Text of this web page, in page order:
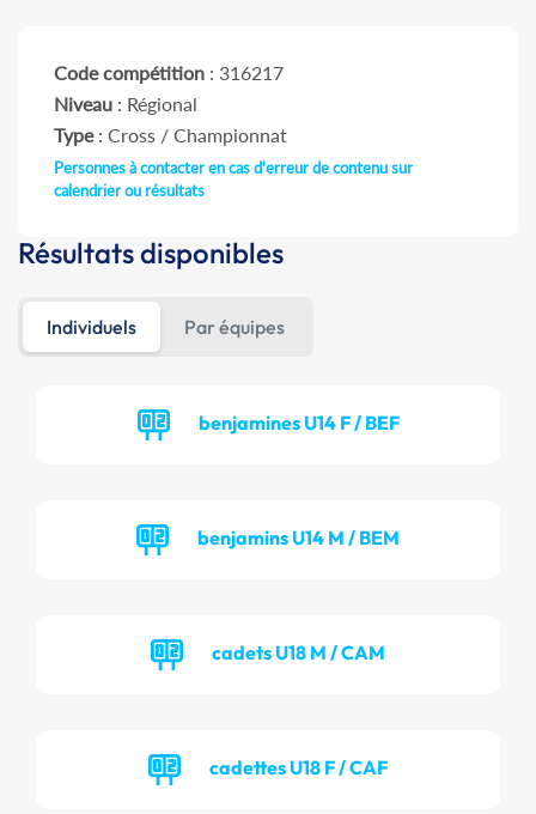
Code compétition : 316217
Niveau : Régional
Type: Cross / Championnat
Personnes à contacter en cas d'erreur de contenu sur
calendrier ou résultats
Résultats disponibles
Individuels Par équipes
benjamines U14 F / BEF
benjamins U14 M / BEM
cadets U18 M / CAM
cadettes U18 F / CAF